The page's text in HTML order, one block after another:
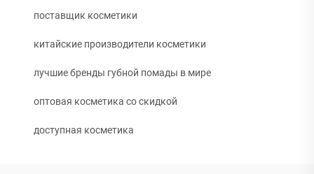
поставщик косметики
китайские производители косметики
лучшие бренды губной помады в мире
оптовая косметика со скидкой
доступная косметика